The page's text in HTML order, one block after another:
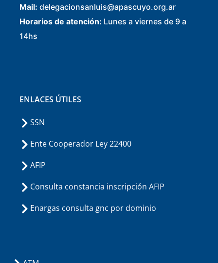
Mail: delegacionsanluis@apascuyo.org.ar
Horarios de atención: Lunes a viernes de 9 a
14hs
ENLACES ÚTILES
SSN
Ente Cooperador Ley 22400
AFIP
Consulta constancia inscripción AFIP
Enargas consulta gnc por dominio